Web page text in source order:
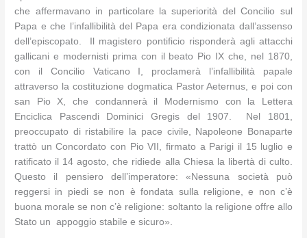
che affermavano in particolare la superiorità del Concilio sul
Papa e che l’infallibilità del Papa era condizionata dall’assenso
dell’episcopato. Il magistero pontificio risponderà agli attacchi
gallicani e modernisti prima con il beato Pio IX che, nel 1870,
con il Concilio Vaticano I, proclamerà l’infallibilità papale
attraverso la costituzione dogmatica Pastor Aeternus, e poi con
san Pio X, che condannerà il Modernismo con la Lettera
Enciclica Pascendi Dominici Gregis del 1907. Nel 1801,
preoccupato di ristabilire la pace civile, Napoleone Bonaparte
trattò un Concordato con Pio VII, firmato a Parigi il 15 luglio e
ratificato il 14 agosto, che ridiede alla Chiesa la libertà di culto.
Questo il pensiero dell’imperatore: «Nessuna società può
reggersi in piedi se non è fondata sulla religione, e non c’è
buona morale se non c’è religione: soltanto la religione offre allo
Stato un appoggio stabile e sicuro».